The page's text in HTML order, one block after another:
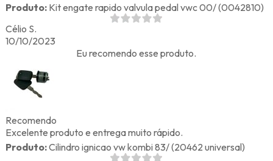
Produto:Kit engate rapido valvula pedal vwc 00/ (0042810)
Célio S.
10/10/2023
Eu recomendo esse produto.
Recomendo
Excelente produto e entrega muito rápido.
Produto:Cilindro ignicao vw kombi 83/ (20462 universal)